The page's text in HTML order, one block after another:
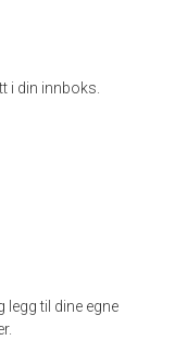
i din innboks.
legg til dine egne